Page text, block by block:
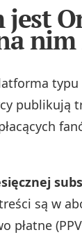
jest
nim
typu
publikują
są w
płatne